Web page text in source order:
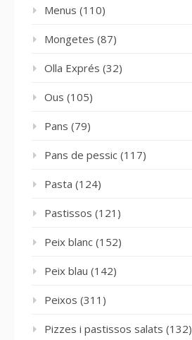
Menus (110)
Mongetes (87)
Olla Exprés (32)
Ous (105)
Pans (79)
Pans de pessic (117)
Pasta (124)
Pastissos (121)
Peix blanc (152)
Peix blau (142)
Peixos (311)
Pizzes i pastissos salats (132)